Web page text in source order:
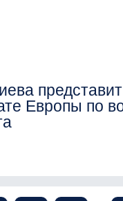
Европы по